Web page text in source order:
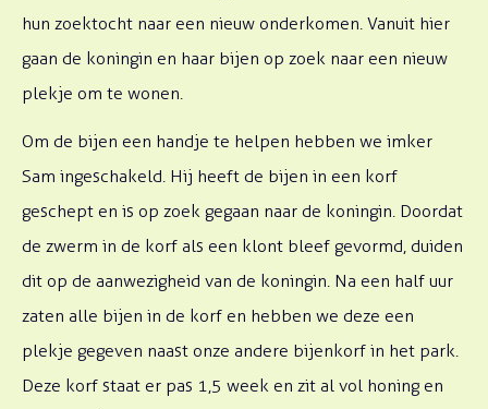
hun zoektocht naar een nieuw onderkomen. Vanuit hier
gaan de koningin en haar bijen op zoek naar een nieuw
plekje om te wonen.
Om de bijen een handje te helpen hebben we imker
Sam ingeschakeld. Hij heeft de bijen in een korf
geschept en is op zoek gegaan naar de koningin. Doordat
de zwerm in de korf als een klont bleef gevormd, duiden
dit op de aanwezigheid van de koningin. Na een half uur
zaten alle bijen in de korf en hebben we deze een
plekje gegeven naast onze andere bijenkorf in het park.
Deze korf staat er pas 1,5 week en zit al vol honing en